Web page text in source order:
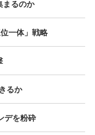
まるのか
一体」戦略
るか
デを粉砕